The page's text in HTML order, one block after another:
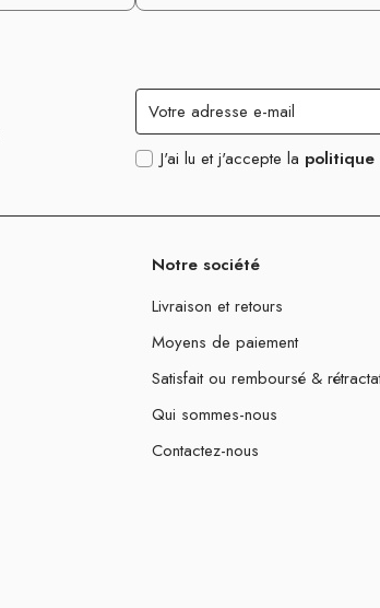
J'ai lu et j'accepte la
Notre société
Livraison et retours
Moyens de paiement
Satisfait ou remboursé &
Qui sommes-nous
Contactez-nous